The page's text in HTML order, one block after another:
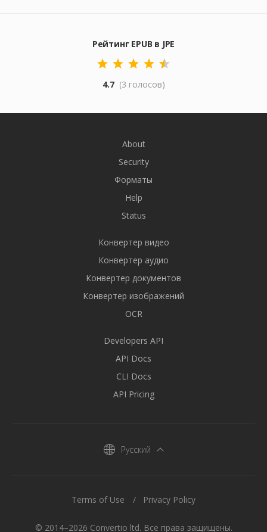
Рейтинг EPUB в JPE
4.7 (3 голосов)
About
Security
Форматы
Help
Status
Конвертер видео
Конвертер аудио
Конвертер документов
Конвертер изображений
OCR
Developers API
API Docs
CLI Docs
API Pricing
Русский
© 2014–2026 Convertio ltd. Все права защищены.
Terms of Use Privacy Policy